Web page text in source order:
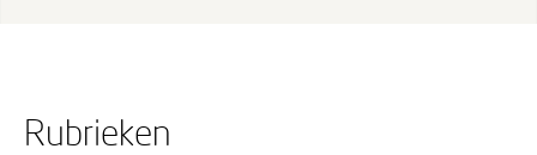
Rubrieken